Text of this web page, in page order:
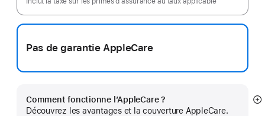
Pas de garantie AppleCare
Comment fonctionne l’AppleCare ?
Découvrez les avantages et la couverture AppleCare.